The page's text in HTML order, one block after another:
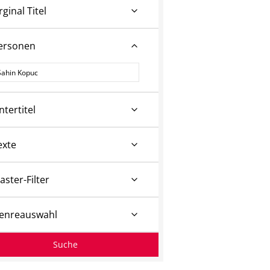
Titel
Filter
Suche